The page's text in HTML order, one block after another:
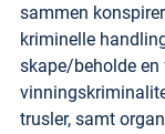
sammen
kriminelle
skape/beholde en
trusler, samt